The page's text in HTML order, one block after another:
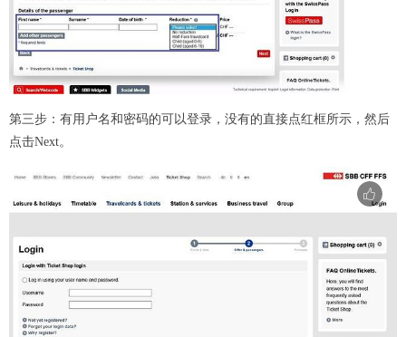
第三步：有用户名和密码的可以登录，没有的直接点红框所示，然后
点击Next。